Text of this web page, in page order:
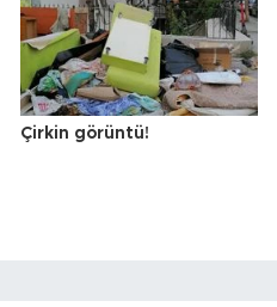
Çirkin görüntü!